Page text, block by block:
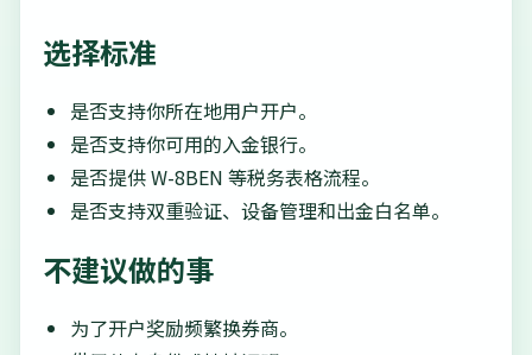
选择标准
是否支持你所在地用户开户。
是否支持你可用的入金银行。
是否提供 W-8BEN 等税务表格流程。
是否支持双重验证、设备管理和出金白名单。
不建议做的事
为了开户奖励频繁换券商。